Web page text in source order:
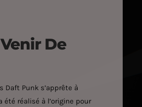
De
Daft Punk s’apprête à
réalisé à l’origine pour